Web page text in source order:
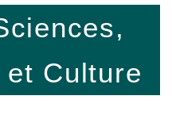
et Culture